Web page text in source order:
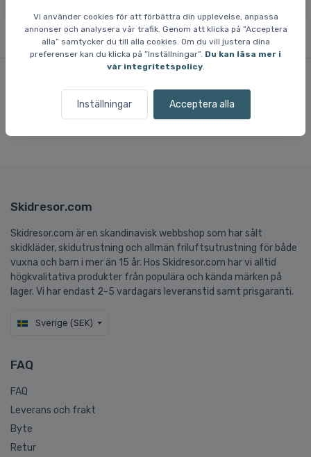
Vi använder cookies för att förbättra din upplevelse, anpassa
annonser och analysera vår trafik. Genom att klicka på ”Acceptera
alla” samtycker du till alla cookies. Om du vill justera dina
preferenser kan du klicka på ”Inställningar”. Du kan läsa mer i
vår integritetspolicy.
Inställningar Acceptera alla
Våra kunder
Skidresor.com
Skidresor.com är en skandinavisk webbshop som har sålt
skidkläder, skidutrustning och allmän friluftsutrustning för både
vuxna och barn i mer än 15 år. Hos Skidresor.com har vi alltid
högkvalitativa produkter från populära och kända märken på
lager. Vi har endast 2-5 vardagars leveranstid samt prisgaranti.
Sverige (SEK)
FAQ
FAQ
Leverans och frakt
Byte
Retur